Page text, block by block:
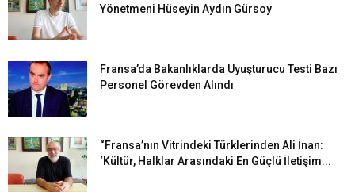
Yönetmeni Hüseyin Aydın Gürsoy
Fransa’da Bakanlıklarda Uyuşturucu Testi Bazı
Personel Görevden Alındı
“Fransa’nın Vitrindeki Türklerinden Ali İnan:
‘Kültür, Halklar Arasındaki En Güçlü İletişim...